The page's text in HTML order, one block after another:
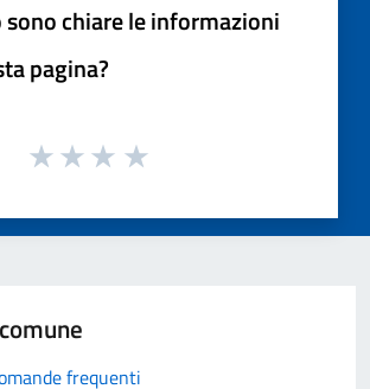
sono chiare le informazioni
pagina?
frequenti